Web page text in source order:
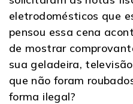
eletrodomésticos que
pensou essa cena
de mostrar
sua geladeira,
que não foram
forma ilegal?